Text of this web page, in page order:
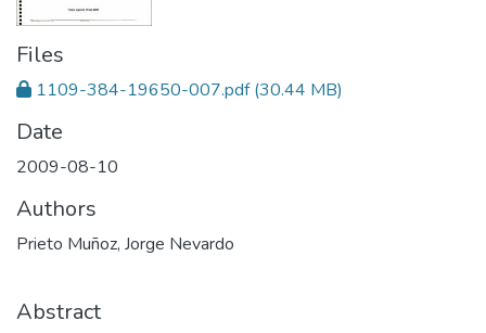
Files
1109-384-19650-007.pdf(30.44 MB)
Date
2009-08-10
Authors
Prieto Muñoz, Jorge Nevardo
Abstract